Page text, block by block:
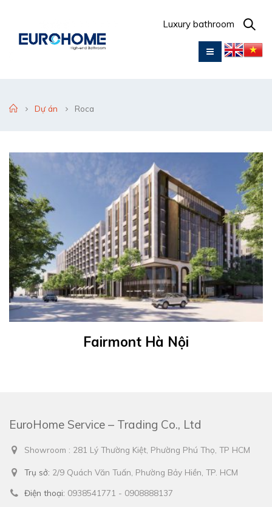
Luxury bathroom
Dự án Roca
Fairmont Hà Nội
EuroHome Service – Trading Co., Ltd
Showroom : 281 Lý Thường Kiệt, Phường Phú Thọ, TP HCM
Trụ sở: 2/9 Quách Văn Tuấn, Phường Bảy Hiền, TP. HCM
Điện thoại: 0938541771 - 0908888137